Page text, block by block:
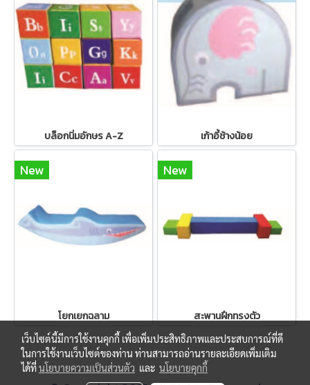
บล็อกนิ่มอักษร A-Z เก้าอี้ช้างน้อย
New
โยกเยกฉลาม
New
สะพานฝึกทรงตัว
เว็บไซต์นี้มีการใช้งานคุกกี้ เพื่อเพิ่มประสิทธิภาพและประสบการณ์ที่ดี
ในการใช้งานเว็บไซต์ของท่าน ท่านสามารถอ่านรายละเอียดเพิ่มเติม
ได้ที่นโยบายความเป็นส่วนตัว และ นโยบายคุกกี้